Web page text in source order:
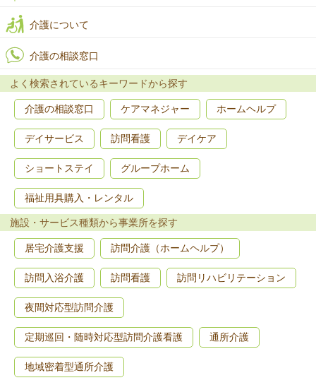
介護について
介護の相談窓口
よく検索されているキーワードから探す
介護の相談窓口 ケアマネジャー ホームヘルプ
デイサービス 訪問看護 デイケア
ショートステイ グループホーム
福祉用具購入・レンタル
施設・サービス種類から事業所を探す
居宅介護支援 訪問介護（ホームヘルプ）
訪問入浴介護 訪問看護 訪問リハビリテーション
夜間対応型訪問介護
定期巡回・随時対応型訪問介護看護 通所介護
地域密着型通所介護